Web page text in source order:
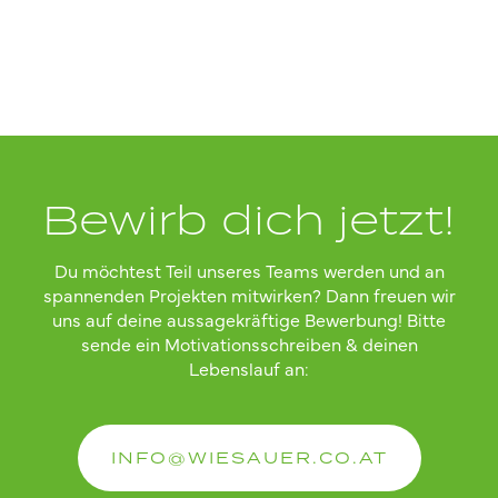
Bewirb dich jetzt!
Du möchtest Teil unseres Teams werden und an
spannenden Projekten mitwirken? Dann freuen wir
uns auf deine aussagekräftige Bewerbung! Bitte
sende ein Motivationsschreiben & deinen
Lebenslauf an:
INFO@WIESAUER.CO.AT